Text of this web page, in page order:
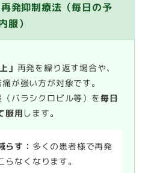
発抑制療法（毎日の予
服）
」 再発を繰り返す場合や、
が強い方が対象です。
バラシクロビル等）を毎日
服用 します。
らす： 多くの患者様で再発
らなくなります。